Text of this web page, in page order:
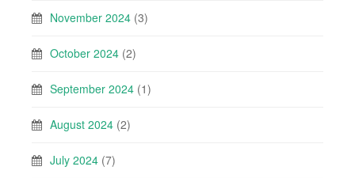
November 2024 (3)
October 2024 (2)
September 2024 (1)
August 2024 (2)
July 2024 (7)